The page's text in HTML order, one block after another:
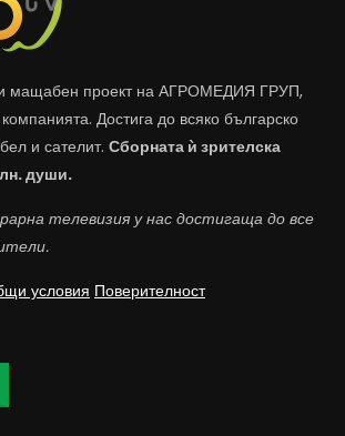
мащабен проект на АГРОМЕДИЯ ГРУП,
Достига до всяко българско
и сателит. Сборната ѝ зрителска
души.
телевизия у нас достигаща до все
условия Поверителност